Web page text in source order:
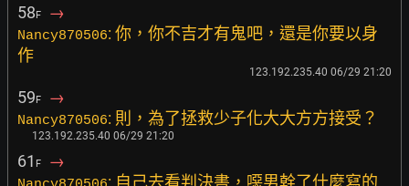
58F →
Nancy870506: 你，你不吉才有鬼吧，還是你要以身
作
123.192.235.40 06/29 21:20
59F →
Nancy870506: 則，為了拯救少子化大大方方接受？
123.192.235.40 06/29 21:20
61 F →
: 自己去看判決書，噁男幹了什麼寫的